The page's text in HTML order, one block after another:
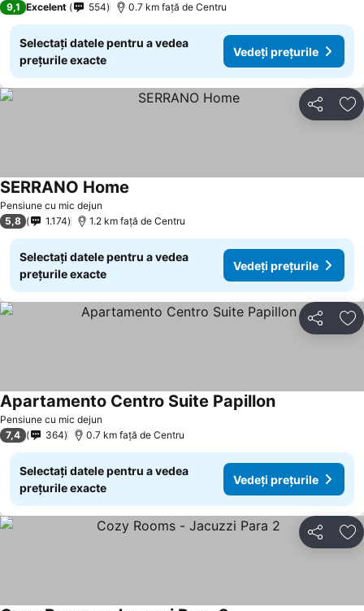
9,1 Excelent 554 0.7 km faţă de Centru
Selectați datele pentru a vedea
prețurile exacte
Vedeți prețurile
Distribuiți
Pensiune cu mic dejun
SERRANO Home
5,8 1.174 1.2 km faţă de Centru
Selectați datele pentru a vedea
prețurile exacte
Vedeți prețurile
Distribuiți
Pensiune cu mic dejun
Apartamento Centro Suite PapillonVedeți
7,4 364 0.7 km faţă de Centru
Selectați datele pentru a vedea
prețurile exacte
Vedeți prețurile
Distribuiți